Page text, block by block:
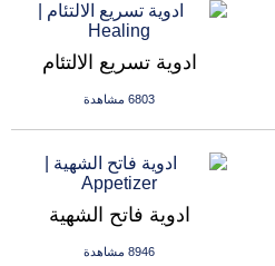
ادوية تسريع الالتئام
6803 مشاهدة
ادوية فاتح الشهية
8946 مشاهدة